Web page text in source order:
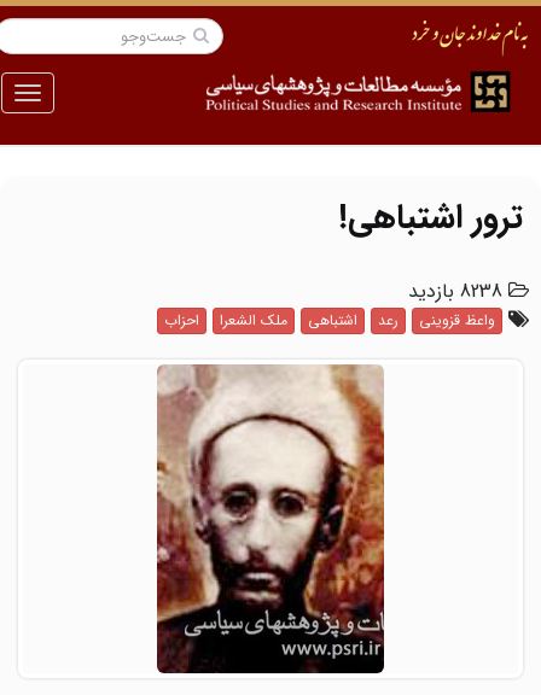
منو
ترور اشتباهی!
8238 بازدید
واعظ قزوینی رعد اشتباهی ملک الشعرا احزاب